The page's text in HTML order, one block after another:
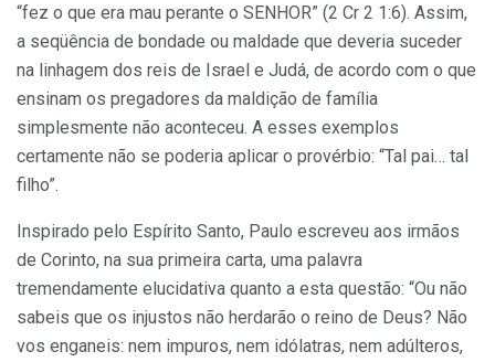
“fez o que era mau perante o SENHOR” (2 Cr 2 1:6). Assim,
a seqüência de bondade ou maldade que deveria suceder
na linhagem dos reis de Israel e Judá, de acordo com o que
ensinam os pregadores da maldição de família
simplesmente não aconteceu. A esses exemplos
certamente não se poderia aplicar o provérbio: “Tal pai… tal
filho”.
Inspirado pelo Espírito Santo, Paulo escreveu aos irmãos
de Corinto, na sua primeira carta, uma palavra
tremendamente elucidativa quanto a esta questão: “Ou não
sabeis que os in­justos não herdarão o reino de Deus? Não
vos enganeis: nem impuros, nem idólatras, nem adúlteros,